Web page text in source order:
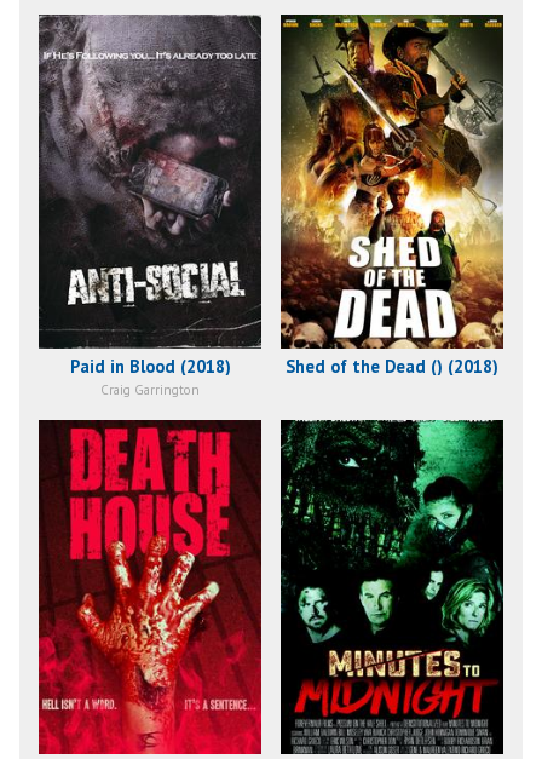
Paid in Blood (2018)
Craig Garrington
Shed of the Dead () (2018)